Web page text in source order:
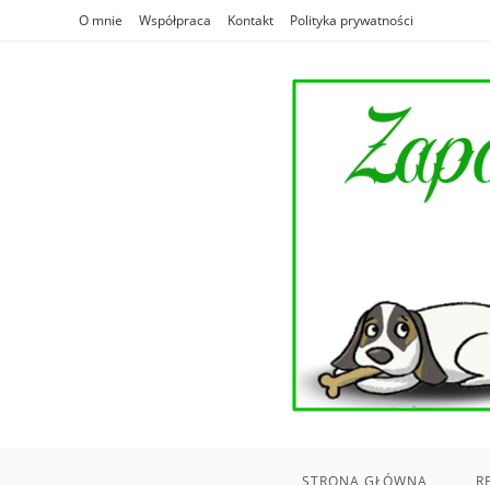
O mnie Współpraca Kontakt Polityka prywatności
STRONA GŁÓWNA